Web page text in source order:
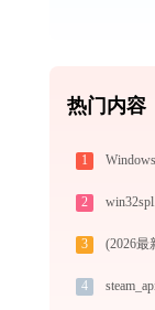
热门内容
1
2
3
4